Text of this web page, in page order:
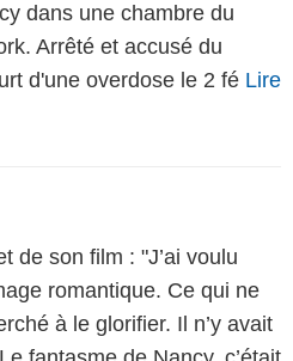
dans une chambre du
Arrêté et accusé du
d'une overdose le 2 fé Lire
de son film : "J’ai voulu
romantique. Ce qui ne
à le glorifier. Il n’y avait